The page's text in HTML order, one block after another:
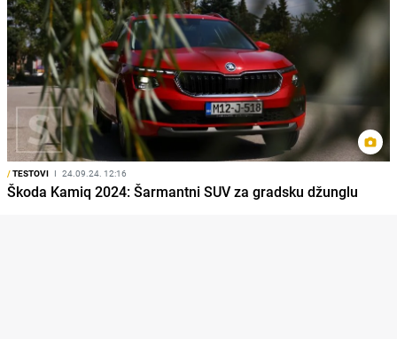
/TESTOVI I 24.09.24. 12:16
Škoda Kamiq 2024: Šarmantni SUV za gradsku džunglu